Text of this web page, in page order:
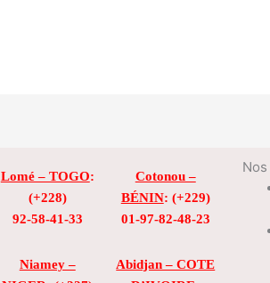
Lomé – TOGO:
(+228)
92-58-41-33
Niamey –
Cotonou –
BÉNIN: (+229)
01-97-82-48-23
Abidjan – COTE